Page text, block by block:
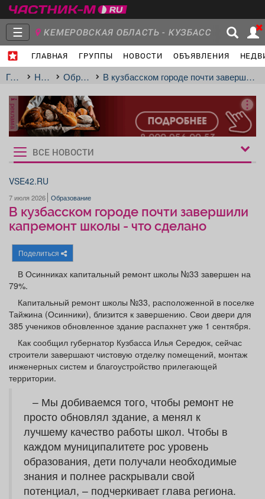
☰ КЕМЕРОВСКАЯ ОБЛАСТЬ - КУЗБАСС
ГЛАВНАЯ ГРУППЫ НОВОСТИ ОБЪЯВЛЕНИЯ
Главная
Группы
Объявления Недвижимость Услуги
Работа
Афиша Обучение Проекты
ТВ программа Я - пенсионер
ГлавнаяНовостиОбразование В кузбасском городе почти завершили капремонт школы - что сделано
реклама
Рукбрики
новостей
ВСЕ НОВОСТИ
VSE42.RU
7 июля 2026 Образование
В кузбасском городе почти завершили
капремонт школы - что сделано
Поделиться
В Осинниках капитальный ремонт школы №33 завершен на
79%.
Капитальный ремонт школы №33, расположенной в поселке
Тайжина (Осинники), близится к завершению. Свои двери для
385 учеников обновленное здание распахнет уже 1 сентября.
Как сообщил губернатор Кузбасса Илья Середюк, сейчас
строители завершают чистовую отделку помещений, монтаж
инженерных систем и благоустройство прилегающей
территории.
– Мы добиваемся того, чтобы ремонт не
просто обновлял здание, а менял к
лучшему качество работы школ. Чтобы в
каждом муниципалитете рос уровень
образования, дети получали необходимые
знания и полнее раскрывали свой
потенциал, – подчеркивает глава региона.